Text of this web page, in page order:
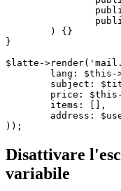
}
$latte-
Disattivare
variabile